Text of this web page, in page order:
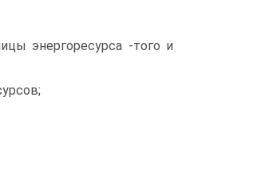
энергоресурса -того и